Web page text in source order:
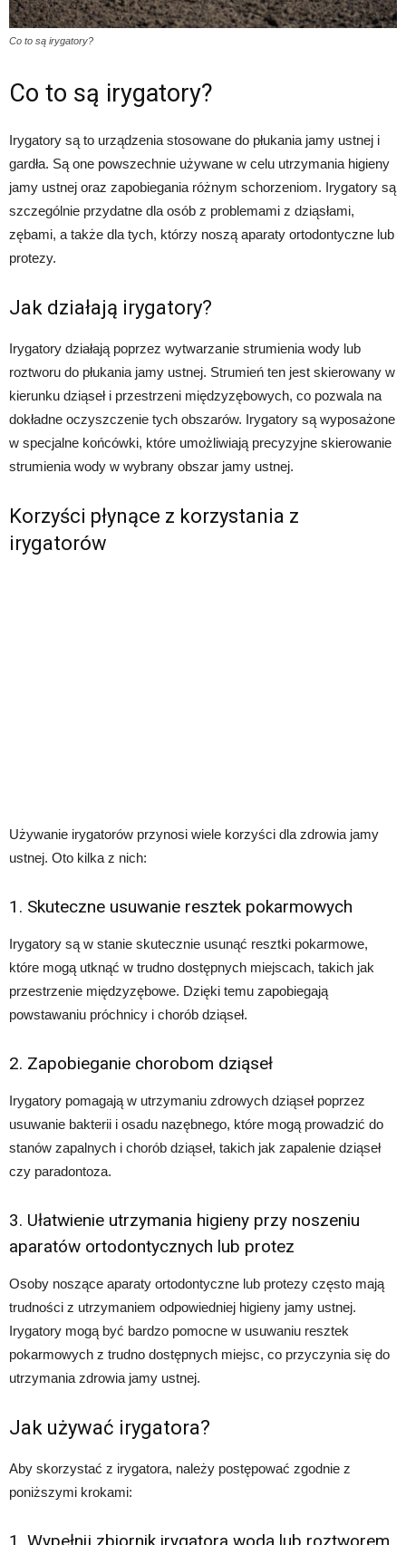
Co to są irygatory?
Co to są irygatory?
Irygatory są to urządzenia stosowane do płukania jamy ustnej i
gardła. Są one powszechnie używane w celu utrzymania higieny
jamy ustnej oraz zapobiegania różnym schorzeniom. Irygatory są
szczególnie przydatne dla osób z problemami z dziąsłami,
zębami, a także dla tych, którzy noszą aparaty ortodontyczne lub
protezy.
Jak działają irygatory?
Irygatory działają poprzez wytwarzanie strumienia wody lub
roztworu do płukania jamy ustnej. Strumień ten jest skierowany w
kierunku dziąseł i przestrzeni międzyzębowych, co pozwala na
dokładne oczyszczenie tych obszarów. Irygatory są wyposażone
w specjalne końcówki, które umożliwiają precyzyjne skierowanie
strumienia wody w wybrany obszar jamy ustnej.
Korzyści płynące z korzystania z
irygatorów
Używanie irygatorów przynosi wiele korzyści dla zdrowia jamy
ustnej. Oto kilka z nich:
1. Skuteczne usuwanie resztek pokarmowych
Irygatory są w stanie skutecznie usunąć resztki pokarmowe,
które mogą utknąć w trudno dostępnych miejscach, takich jak
przestrzenie międzyzębowe. Dzięki temu zapobiegają
powstawaniu próchnicy i chorób dziąseł.
2. Zapobieganie chorobom dziąseł
Irygatory pomagają w utrzymaniu zdrowych dziąseł poprzez
usuwanie bakterii i osadu nazębnego, które mogą prowadzić do
stanów zapalnych i chorób dziąseł, takich jak zapalenie dziąseł
czy paradontoza.
3. Ułatwienie utrzymania higieny przy noszeniu
aparatów ortodontycznych lub protez
Osoby noszące aparaty ortodontyczne lub protezy często mają
trudności z utrzymaniem odpowiedniej higieny jamy ustnej.
Irygatory mogą być bardzo pomocne w usuwaniu resztek
pokarmowych z trudno dostępnych miejsc, co przyczynia się do
utrzymania zdrowia jamy ustnej.
Jak używać irygatora?
Aby skorzystać z irygatora, należy postępować zgodnie z
poniższymi krokami: